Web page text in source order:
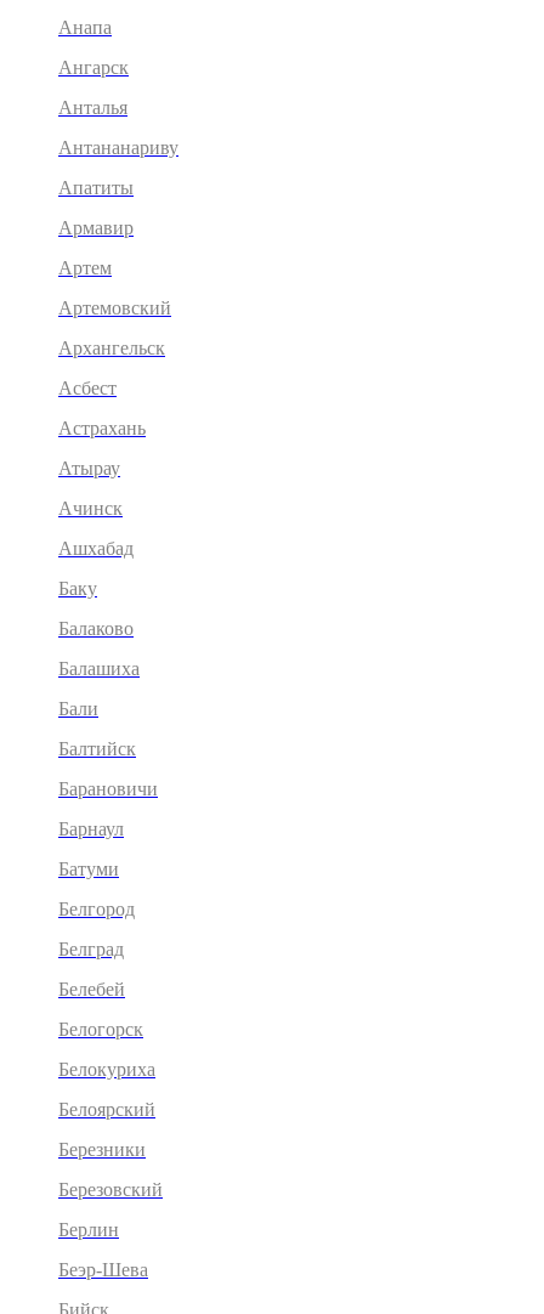
Анапа
Ангарск
Анталья
Антананариву
Апатиты
Армавир
Артем
Артемовский
Архангельск
Асбест
Астрахань
Атырау
Ачинск
Ашхабад
Баку
Балаково
Балашиха
Бали
Балтийск
Барановичи
Барнаул
Батуми
Белгород
Белград
Белебей
Белогорск
Белокуриха
Белоярский
Березники
Березовский
Берлин
Беэр-Шева